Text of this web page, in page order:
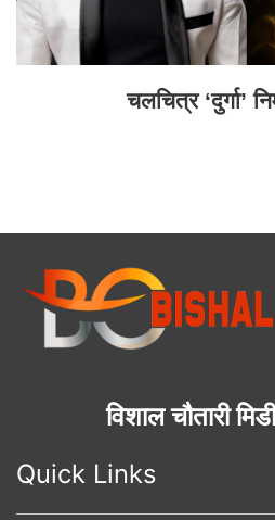
चलचित्र ‘दुर्गा’
विशाल चौतारी
Quick Links